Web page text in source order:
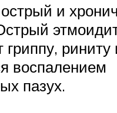
и
гриппу, риниту
воспалением
пазух.